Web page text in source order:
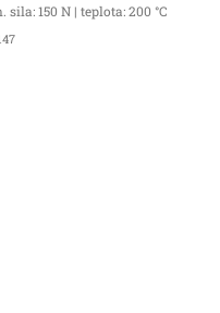
150 N | teplota: 200 °C